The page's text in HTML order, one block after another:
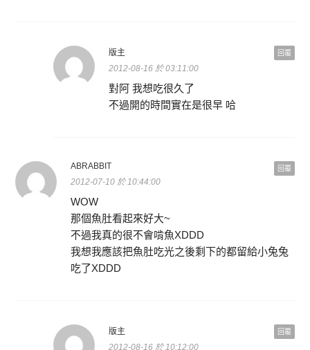
回覆
版主
2012-08-16 於 03:11:00
對阿 我想吃很久了
不過開的時間實在是很早 哈
回覆
ABRABBIT
2012-07-10 於 10:44:00
WOW
那個魚肚看起來好大~
不過我真的很不會啃魚XDDD
我想我應該把魚肚吃光之後剩下的都留給小兔兔
吃了XDDD
回覆
版主
2012-08-16 於 10:12:00